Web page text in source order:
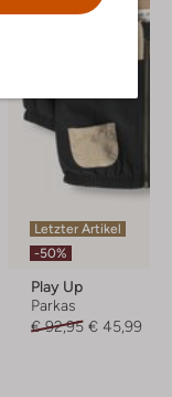
Letzter Artikel
-50%
Play Up
Parkas
€ 92,95 € 45,99